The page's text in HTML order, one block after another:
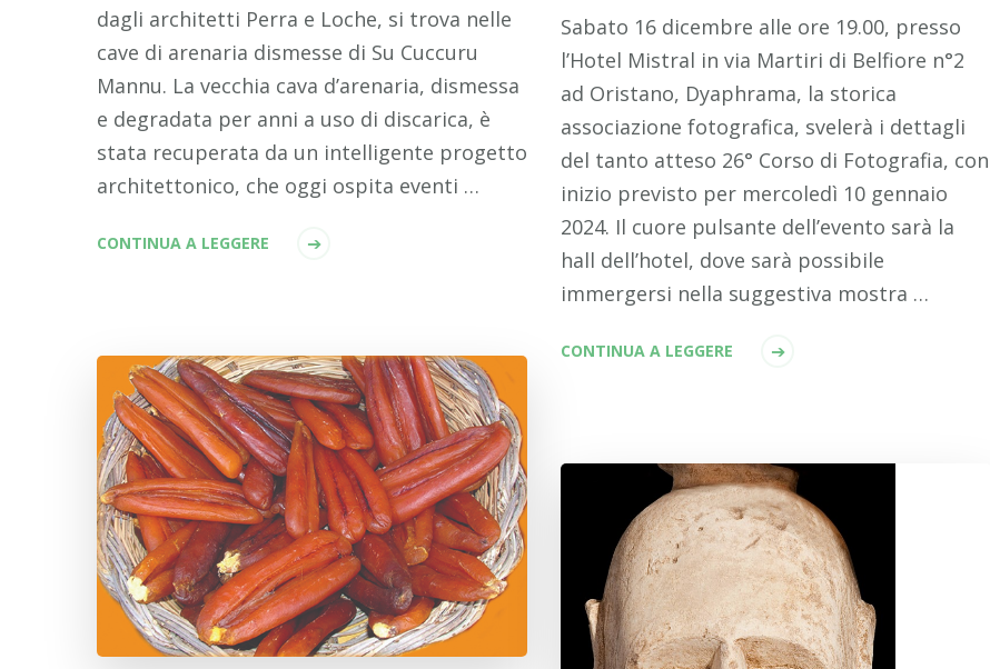
Sabato 16 dicembre alle ore 19.00, presso
l’Hotel Mistral in via Martiri di Belfiore n°2
ad Oristano, Dyaphrama, la storica
associazione fotografica, svelerà i dettagli
del tanto atteso 26° Corso di Fotografia, con
inizio previsto per mercoledì 10 gennaio
2024. Il cuore pulsante dell’evento sarà la
hall dell’hotel, dove sarà possibile
immergersi nella suggestiva mostra …
CONTINUA A LEGGERE
dagli architetti Perra e Loche, si trova nelle
cave di arenaria dismesse di Su Cuccuru
Mannu. La vecchia cava d’arenaria, dismessa
e degradata per anni a uso di discarica, è
stata recuperata da un intelligente progetto
architettonico, che oggi ospita eventi …
CONTINUA A LEGGERE